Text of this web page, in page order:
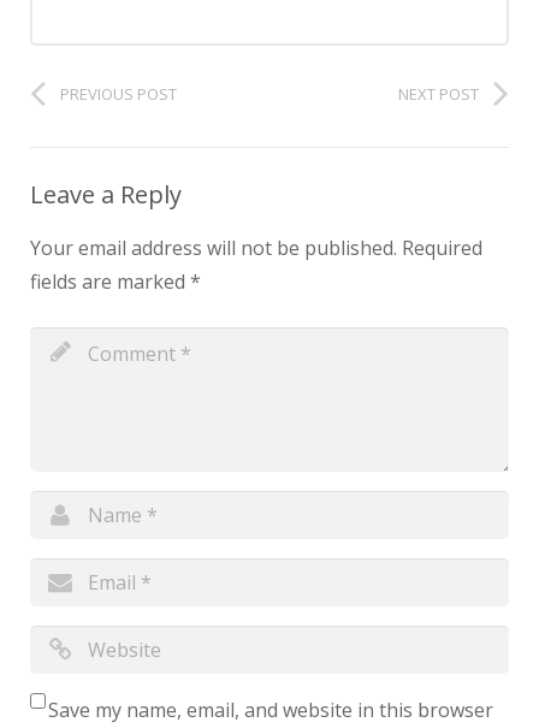
PREVIOUS POST NEXT POST
Leave a Reply
Your email address will not be published. Required
fields are marked *
Save my name, email, and website in this browser